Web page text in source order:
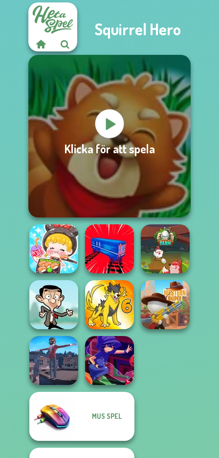
Squirrel Hero
Klicka för att spela
ASMR Girl:
Livestream
Mukbang
Train Drift Egg Farm
Mr Bean Jump Dynamons 6
Backflip Maniac
MUS SPEL